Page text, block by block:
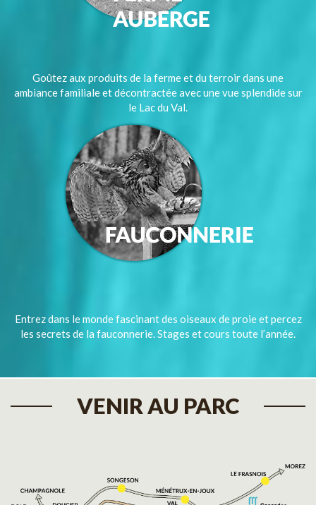
Goûtez aux produits de la ferme et du terroir dans une
ambiance familiale et décontractée avec une vue splendide sur
le Lac du Val.
Entrez dans le monde fascinant des oiseaux de proie et percez
les secrets de la fauconnerie. Stages et cours toute l’année.
VENIR AU PARC